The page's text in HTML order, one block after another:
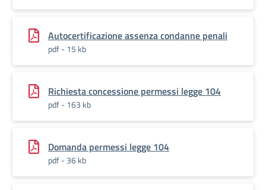
Autocertificazione assenza condanne penali
pdf - 15 kb
Richiesta concessione permessi legge 104
pdf - 163 kb
Domanda permessi legge 104
pdf - 36 kb